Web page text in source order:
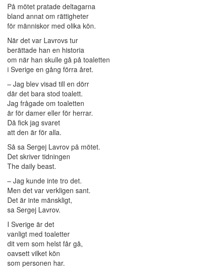
På mötet pratade deltagarna
bland annat om rättigheter
för människor med olika kön.
När det var Lavrovs tur
berättade han en historia
om när han skulle gå på toaletten
i Sverige en gång förra året.
– Jag blev visad till en dörr
där det bara stod toalett.
Jag frågade om toaletten
är för damer eller för herrar.
Då fick jag svaret
att den är för alla.
Så sa Sergej Lavrov på mötet.
Det skriver tidningen
The daily beast.
– Jag kunde inte tro det.
Men det var verkligen sant.
Det är inte mänskligt,
sa Sergej Lavrov.
I Sverige är det
vanligt med toaletter
dit vem som helst får gå,
oavsett vilket kön
som personen har.